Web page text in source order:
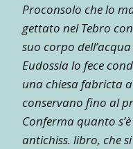
Proconsolo che lo
gettato nel Tebro
suo corpo
Eudossia lo fece
una chiesa fabricta
conservano fino al
Conferma quanto
antichiss. libro, che